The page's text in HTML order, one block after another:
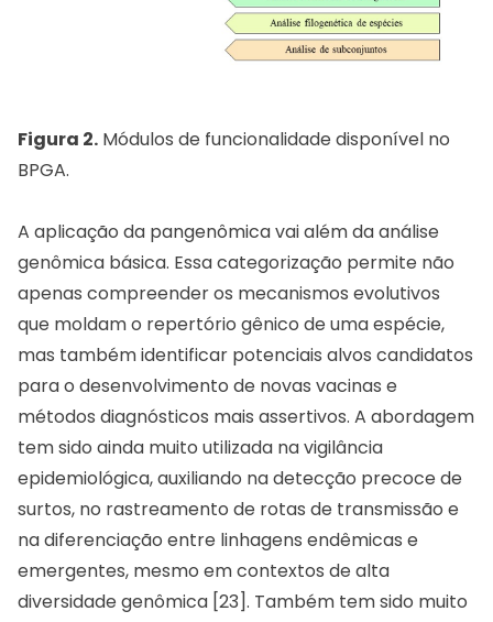
Figura 2. Módulos de funcionalidade disponível no
BPGA.
A aplicação da pangenômica vai além da análise
genômica básica. Essa categorização permite não
apenas compreender os mecanismos evolutivos
que moldam o repertório gênico de uma espécie,
mas também identificar potenciais alvos candidatos
para o desenvolvimento de novas vacinas e
métodos diagnósticos mais assertivos. A abordagem
tem sido ainda muito utilizada na vigilância
epidemiológica, auxiliando na detecção precoce de
surtos, no rastreamento de rotas de transmissão e
na diferenciação entre linhagens endêmicas e
emergentes, mesmo em contextos de alta
diversidade genômica [23]. Também tem sido muito